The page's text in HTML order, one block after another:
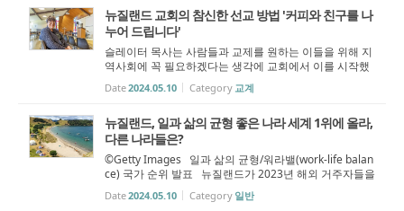
뉴질랜드 교회의 참신한 선교 방법 '커피와 친구를 나
누어 드립니다'
슬레이터 목사는 사람들과 교제를 원하는 이들을 위해 지
역사회에 꼭 필요하겠다는 생각에 교회에서 이를 시작했
다. ©TARANAKI DAILY NEWS 뉴질랜드의 한 교회가 지
역사회의 외롭고 고립된 이웃들을 위해 커피와 차를 무료
Date2024.05.10 Category 교계
뉴질랜드, 일과 삶의 균형 좋은 나라 세계 1위에 올라,
다른 나라들은?
©Getty Images 일과 삶의 균형/워라밸(work-life balan
ce) 국가 순위 발표 뉴질랜드가 2023년 해외 거주자들을
대상으로 진행한 조사에서 '일과 삶의 균형'이 좋은 나라
1위로 선정되었다. 글로벌 인력채용관리 기업 리모트(R
Date2024.05.10 Category 일반